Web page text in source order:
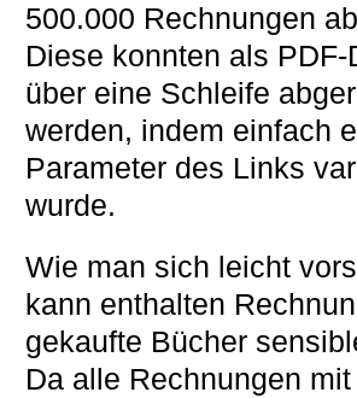
500.000 Rechnungen
Diese konnten als PDF-
über eine Schleife
werden, indem einfach
Parameter des Links
wurde.
Wie man sich leicht
kann enthalten
gekaufte Bücher
Da alle Rechnungen